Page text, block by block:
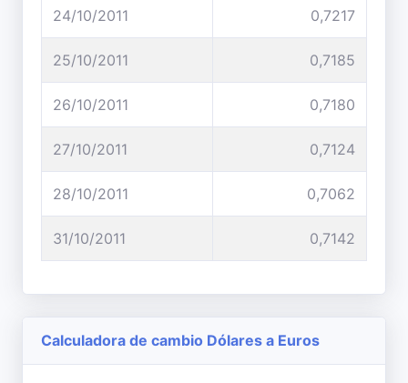
24/10/2011 0,7217
25/10/2011 0,7185
26/10/2011 0,7180
27/10/2011 0,7124
28/10/2011 0,7062
31/10/2011 0,7142
Calculadora de cambio Dólares a Euros